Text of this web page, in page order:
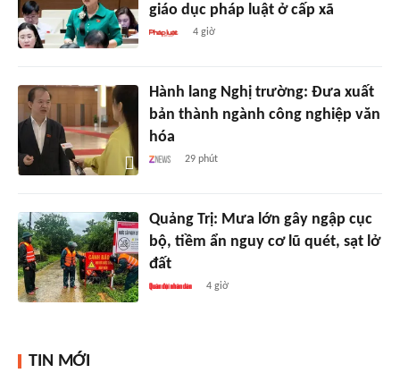
giáo dục pháp luật ở cấp xã
4 giờ
Hành lang Nghị trường: Đưa xuất
bản thành ngành công nghiệp văn
hóa
29 phút
Quảng Trị: Mưa lớn gây ngập cục
bộ, tiềm ẩn nguy cơ lũ quét, sạt lở
đất
4 giờ
TIN MỚI